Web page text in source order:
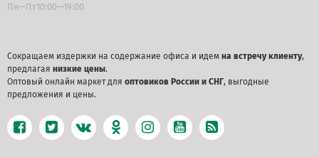
Пн—Пт10:00—19:00
Сокращаем издержки на содержание офиса и идем на встречу клиенту,
предлагая низкие цены.
Оптовый онлайн маркет для оптовиков России и СНГ, выгодные
предложения и цены.